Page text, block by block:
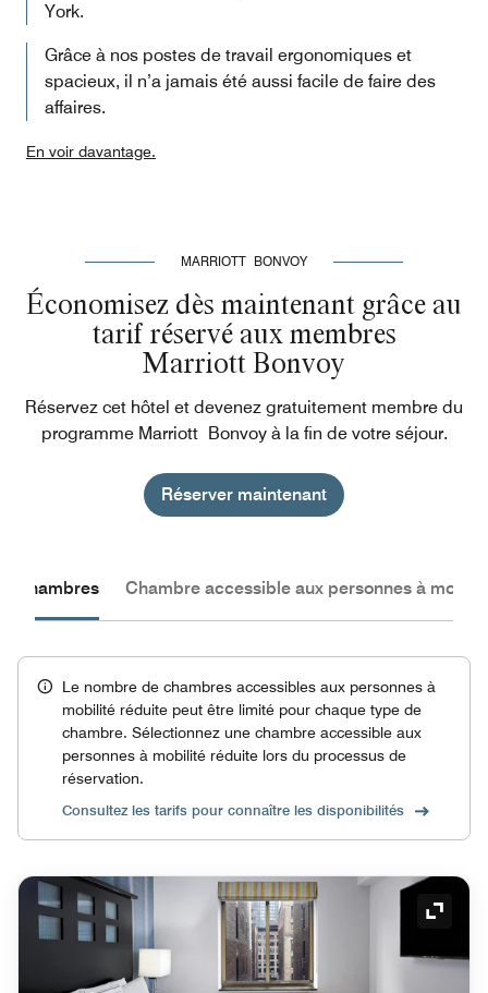
York.
Grâce à nos postes de travail ergonomiques et
spacieux, il n’a jamais été aussi facile de faire des
affaires.
En voir davantage.
MARRIOTT BONVOY
Économisez dès maintenant grâce au
tarif réservé aux membres
Marriott Bonvoy
Réservez cet hôtel et devenez gratuitement membre du
programme Marriott Bonvoy à la fin de votre séjour.
Réserver maintenant
chambres Chambre accessible aux personnes à
Le nombre de chambres accessibles aux personnes à
mobilité réduite peut être limité pour chaque type de
chambre. Sélectionnez une chambre accessible aux
personnes à mobilité réduite lors du processus de
réservation.
Consultez les tarifs pour connaître les disponibilités
Icône